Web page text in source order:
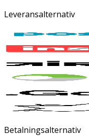
Leveransalternativ
Betalningsalternativ